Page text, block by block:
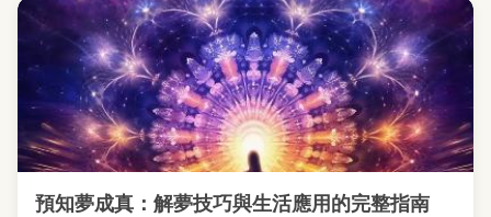
預知夢成真：解夢技巧與生活應用的完整指南